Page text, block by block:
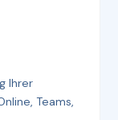
Ihrer
Teams,